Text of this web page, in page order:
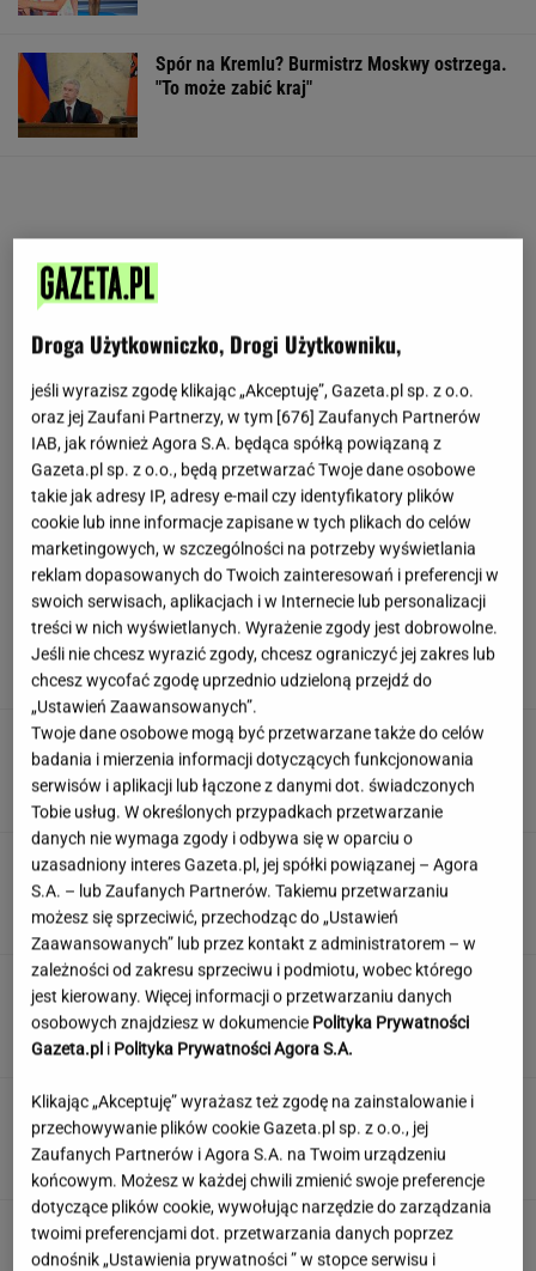
Spór na Kremlu? Burmistrz Moskwy ostrzega.
"To może zabić kraj"
Miszczak o odejściu Cichopek i
Kurzajewskiego. "Kiedyś źle wybrali"
Zmiany w utylizacji opon. Nowe przepisy
dotkną wszystkich kierowców
Dzisiejszy copiątkowy quiz wiedzy nie zostawi
na tobie suchej nitki!
To nie droga na skróty. Matka pokazuje, jak
naprawdę wygląda edukacja domowa
MATERIAŁ PROMOCYJNY
Partnerka Litewki po jego
śmierci: Niektórzy zlecieli się jak sępy
SUBSKRYPCJA
Hołownia szykuje wielki powrót? "Planują
polityczny zamach"
Droga Użytkowniczko, Drogi Użytkowniku,
jeśli wyrazisz zgodę klikając „Akceptuję”, Gazeta.pl sp. z o.o.
oraz jej Zaufani Partnerzy, w tym [676] Zaufanych Partnerów
IAB, jak również Agora S.A. będąca spółką powiązaną z
Gazeta.pl sp. z o.o., będą przetwarzać Twoje dane osobowe
takie jak adresy IP, adresy e-mail czy identyfikatory plików
cookie lub inne informacje zapisane w tych plikach do celów
marketingowych, w szczególności na potrzeby wyświetlania
reklam dopasowanych do Twoich zainteresowań i preferencji w
swoich serwisach, aplikacjach i w Internecie lub personalizacji
treści w nich wyświetlanych. Wyrażenie zgody jest dobrowolne.
Jeśli nie chcesz wyrazić zgody, chcesz ograniczyć jej zakres lub
chcesz wycofać zgodę uprzednio udzieloną przejdź do
„Ustawień Zaawansowanych”.
Twoje dane osobowe mogą być przetwarzane także do celów
badania i mierzenia informacji dotyczących funkcjonowania
serwisów i aplikacji lub łączone z danymi dot. świadczonych
Tobie usług. W określonych przypadkach przetwarzanie
danych nie wymaga zgody i odbywa się w oparciu o
uzasadniony interes Gazeta.pl, jej spółki powiązanej – Agora
S.A. – lub Zaufanych Partnerów. Takiemu przetwarzaniu
możesz się sprzeciwić, przechodząc do „Ustawień
Zaawansowanych” lub przez kontakt z administratorem – w
zależności od zakresu sprzeciwu i podmiotu, wobec którego
jest kierowany. Więcej informacji o przetwarzaniu danych
osobowych znajdziesz w dokumencie Polityka Prywatności
Gazeta.pl i Polityka Prywatności Agora S.A.
Klikając „Akceptuję” wyrażasz też zgodę na zainstalowanie i
przechowywanie plików cookie Gazeta.pl sp. z o.o., jej
Zaufanych Partnerów i Agora S.A. na Twoim urządzeniu
końcowym. Możesz w każdej chwili zmienić swoje preferencje
dotyczące plików cookie, wywołując narzędzie do zarządzania
twoimi preferencjami dot. przetwarzania danych poprzez
odnośnik „Ustawienia prywatności ” w stopce serwisu i